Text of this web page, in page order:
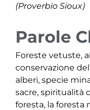
(Proverbio Sioux)
Parole
Foreste vetuste,
conservazione
alberi, specie
sacre, spiritualità
foresta, la foresta